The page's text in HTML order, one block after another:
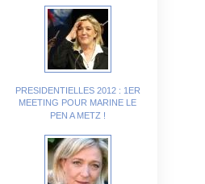
PRESIDENTIELLES 2012 : 1ER
MEETING POUR MARINE LE
PEN A METZ !